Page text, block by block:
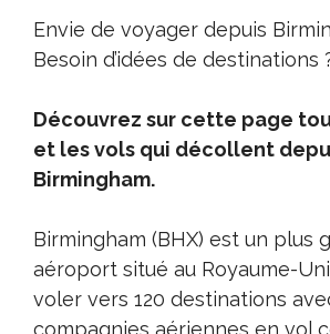
Envie de voyager depuis
Besoin d’idées de destinations
Découvrez sur cette page
et les vols qui décollent
Birmingham.
Birmingham (BHX) est un plus
aéroport situé au Royaume-
voler vers 120 destinations
compagnies aériennes en vol